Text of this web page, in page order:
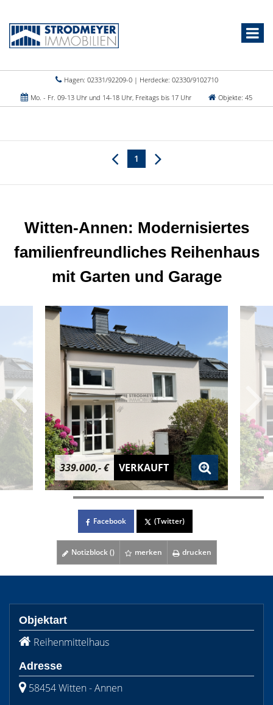
Hagen: 02331/92209-0 | Herdecke: 02330/9102710
Mo. - Fr. 09-13 Uhr und 14-18 Uhr, Freitags bis 17 Uhr
Objekte: 45
1
Witten-Annen: Modernisiertes
familienfreundliches Reihenhaus
mit Garten und Garage
339.000,- € VERKAUFT
Facebook (Twitter)
Notizblock () merken drucken
Objektart
Reihenmittelhaus
Adresse
58454 Witten - Annen